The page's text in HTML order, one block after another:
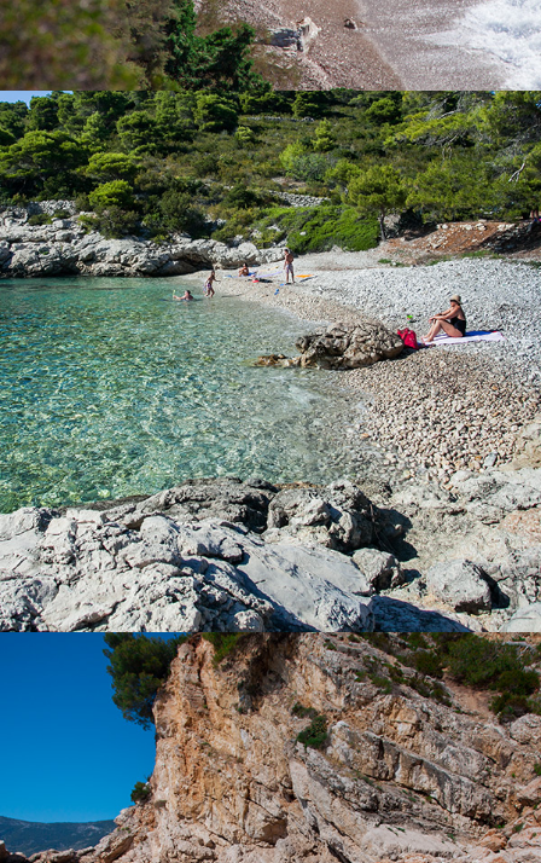
DER STRAND BARJOŠKA
Der Strand Barjoška befindet sich nicht weit von Komiža, nur 5
Minuten Fahrt mit unserem Taxi-Boot. Der Strand Barjoška hat
viel Schatten und wundervoll klares Meer. Es wurde nach den
beiden Inseln genannt, die sich in der Nähe befinden. Dies sind
die Inseln der große und der kleine Barjak. Der Barjoška Strand
ist für seine Ex-Militär Batterie Barjaci bekannt. Kontaktieren Sie
uns mit Vertrauen und mieten Sie ein Boot oder buchen Sie ein
Taxi-Boot.
x
DER STRAND KUPINOVAC
Der Strand Kupinovac ist 5 Minuten mit unseren schnellen Taxi-
Boot von Komiža entfernt. Kupinovac ist ein wunderschöner
Strand mit einer unglaublichen Klarheit des Meeres. Auch die
berühmte Schauspielerin Greta Garbo liebte diesen Strand. An
diesem Strand kommt die Sonne um 15.00 Uhr aufgrund eines
großen Hügels und das Tageslicht dauert, bis die Sonne im
Meer versinkt. Dieser Strand ist ideal als Erfrischung an heißen
Sommertagen.